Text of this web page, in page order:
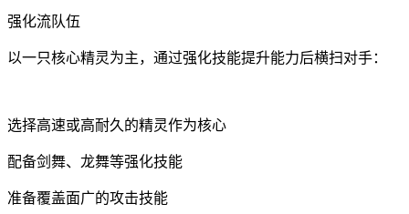
强化流队伍
以一只核心精灵为主，通过强化技能提升能力后横扫对手：
选择高速或高耐久的精灵作为核心
配备剑舞、龙舞等强化技能
准备覆盖面广的攻击技能